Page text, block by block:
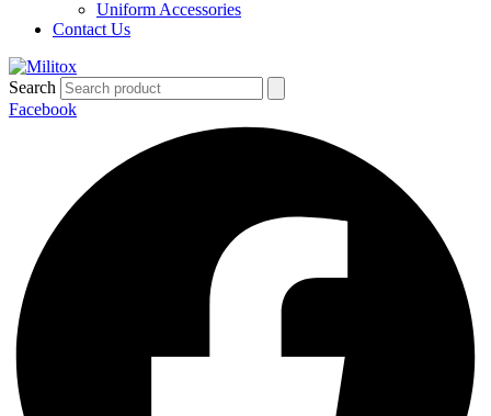
Uniform Accessories
Contact Us
Search
Facebook